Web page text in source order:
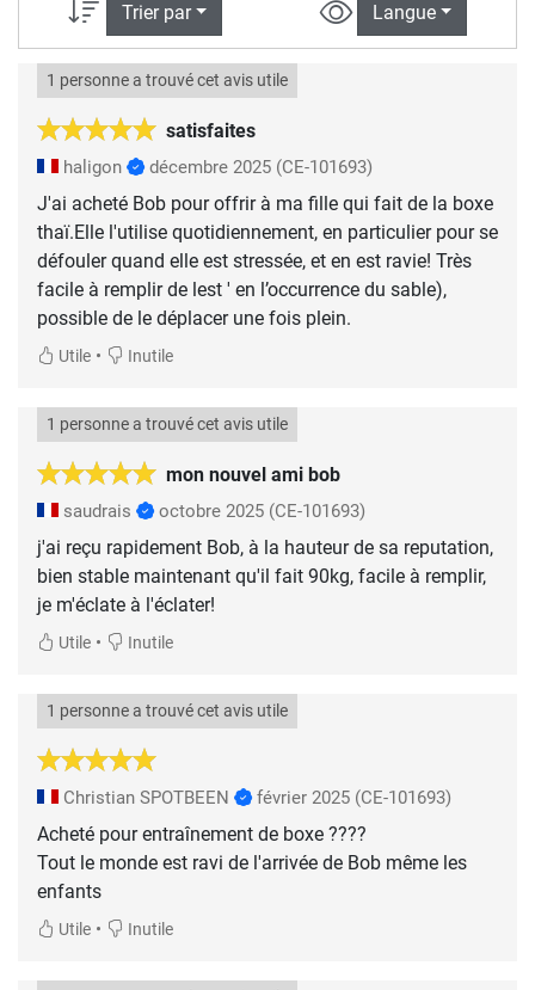
Trier par Langue
satisfaites
1 personne a trouvé cet avis utile
haligon décembre 2025 (CE-101693)
J'ai acheté Bob pour offrir à ma fille qui fait de la boxe
thaï.Elle l'utilise quotidiennement, en particulier pour se
défouler quand elle est stressée, et en est ravie! Très
facile à remplir de lest ' en l’occurrence du sable),
possible de le déplacer une fois plein.
Utile • Inutile
mon nouvel ami bob
1 personne a trouvé cet avis utile
saudrais octobre 2025 (CE-101693)
j'ai reçu rapidement Bob, à la hauteur de sa reputation,
bien stable maintenant qu'il fait 90kg, facile à remplir,
je m'éclate à l'éclater!
Utile • Inutile
1 personne a trouvé cet avis utile
Christian SPOTBEEN février 2025 (CE-101693)
Acheté pour entraînement de boxe ????
Tout le monde est ravi de l'arrivée de Bob même les
enfants
Utile • Inutile